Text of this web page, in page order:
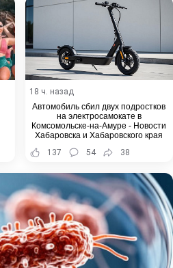
18 ч. назад
Автомобиль сбил двух подростков
на электросамокате в
Комсомольске-на-Амуре - Новости
Хабаровска и Хабаровского края
137
54 38